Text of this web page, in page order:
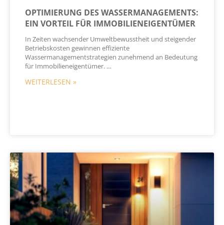
OPTIMIERUNG DES WASSERMANAGEMENTS:
EIN VORTEIL FÜR IMMOBILIENEIGENTÜMER
In Zeiten wachsender Umweltbewusstheit und steigender
Betriebskosten gewinnen effiziente
Wassermanagementstrategien zunehmend an Bedeutung
für Immobilieneigentümer.
WEITERLESEN »